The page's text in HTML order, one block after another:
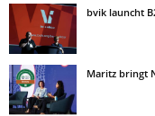
bvik launcht
Maritz bringt